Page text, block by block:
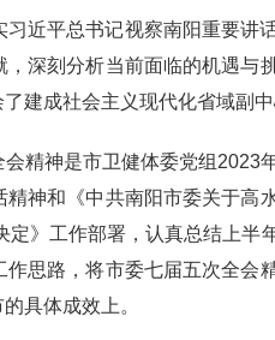
近平总书记视察南阳重要讲
深刻分析当前面临的机遇与
建成社会主义现代化省域副中
精神是市卫健体委党组2023
神和《中共南阳市委关于高
》工作部署，认真总结上半
思路，将市委七届五次全会
具体成效上。